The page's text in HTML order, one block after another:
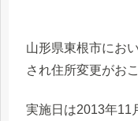
山形県東根市にお
され住所変更がお
実施日は2013年11